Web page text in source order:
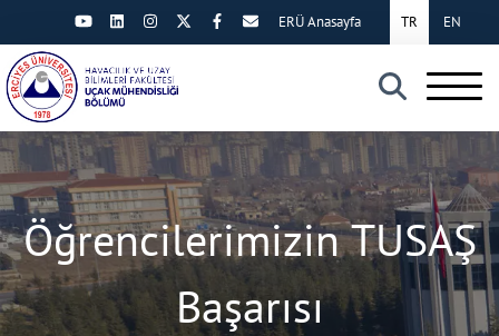
×
TR EN
ERÜ Anasayfa
Öğrencilerimizin TUSAŞ
Başarısı